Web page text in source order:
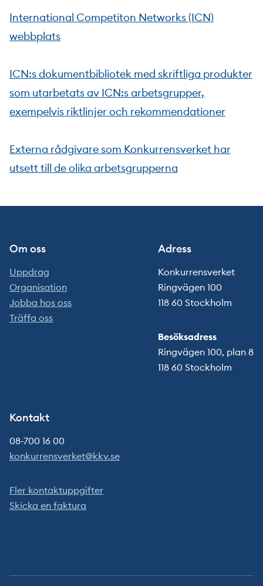
International Competiton Networks (ICN)
webbplats
ICN:s dokumentbibliotek med skriftliga produkter
som utarbetats av ICN:s arbetsgrupper,
exempelvis riktlinjer och rekommendationer
Externa rådgivare som Konkurrensverket har
utsett till de olika arbetsgrupperna
Om oss
Uppdrag
Organisation
Jobba hos oss
Träffa oss
Adress
Konkurrensverket
Ringvägen 100
118 60 Stockholm
Besöksadress
Ringvägen 100, plan 8
118 60 Stockholm
Kontakt
08-700 16 00
konkurrensverket@kkv.se
Fler kontaktuppgifter
Skicka en faktura